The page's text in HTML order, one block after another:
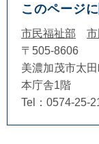
このページ
市民福祉部
〒505-8606
美濃加茂市太
本庁舎1階
Tel：0574-25-